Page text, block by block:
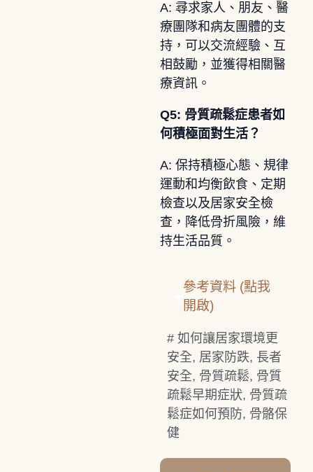
A: 尋求家人、朋友、醫
療團隊和病友團體的支
持，可以交流經驗、互
相鼓勵，並獲得相關醫
療資訊。
Q5: 骨質疏鬆症患者如
何積極面對生活？
A: 保持積極心態、規律
運動和均衡飲食、定期
檢查以及居家安全檢
查，降低骨折風險，維
持生活品質。
參考資料 (點我
開啟)
# 如何讓居家環境更
安全, 居家防跌, 長者
安全, 骨質疏鬆, 骨質
疏鬆早期症狀, 骨質疏
鬆症如何預防, 骨骼保
健